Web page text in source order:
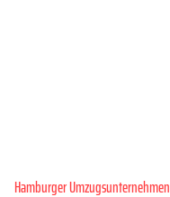
Hamburger Umzugsunternehmen